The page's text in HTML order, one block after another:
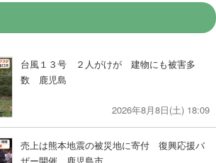
台風１３号 ２人がけが 建物にも被害多
数 鹿児島
2026年8月8日(土) 18:09
売上は熊本地震の被災地に寄付 復興応援バ